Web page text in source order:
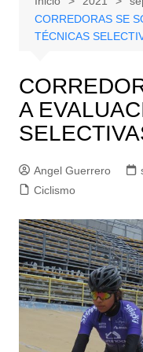
CORREDORAS SE
TÉCNICAS
A
Angel Guerrero
Ciclismo